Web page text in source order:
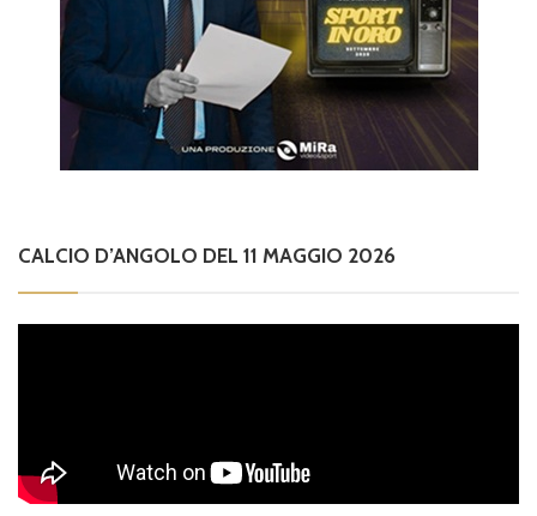
CALCIO D’ANGOLO DEL 11 MAGGIO 2026